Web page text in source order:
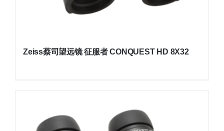
Zeiss蔡司望远镜 征服者 CONQUEST HD 8X32